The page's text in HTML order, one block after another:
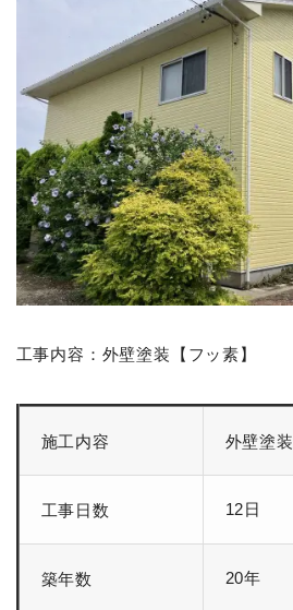
工事内容：外壁塗装【フッ素】
施工内容 外壁塗装
工事日数 12日
築年数 20年